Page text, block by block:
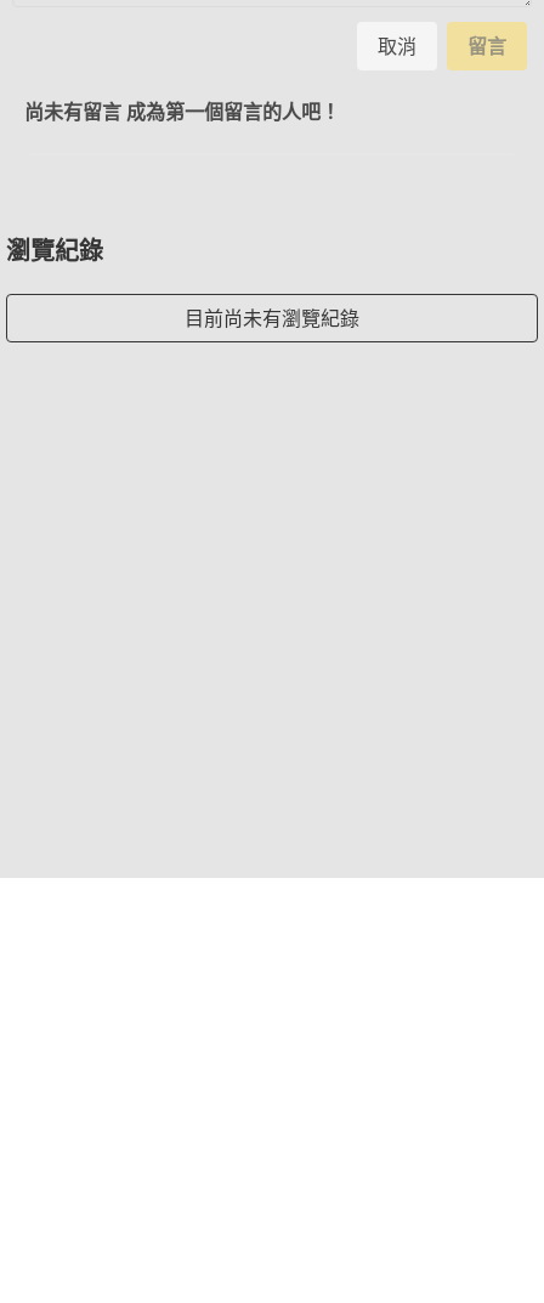
取消 留言
尚未有留言 成為第一個留言的人吧！
瀏覽紀錄
目前尚未有瀏覽紀錄